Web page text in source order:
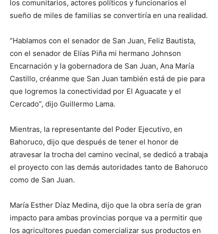
los comunitarios, actores políticos y funcionarios el
sueño de miles de familias se convertiría en una realidad.
“Hablamos con el senador de San Juan, Feliz Bautista,
con el senador de Elías Piña mi hermano Johnson
Encarnación y la gobernadora de San Juan, Ana María
Castillo, créanme que San Juan también está de pie para
que logremos la conectividad por El Aguacate y el
Cercado”, dijo Guillermo Lama.
Mientras, la representante del Poder Ejecutivo, en
Bahoruco, dijo que después de tener el honor de
atravesar la trocha del camino vecinal, se dedicó a trabaja
el proyecto con las demás autoridades tanto de Bahoruco
como de San Juan.
María Esther Díaz Medina, dijo que la obra sería de gran
impacto para ambas provincias porque va a permitir que
los agricultores puedan comercializar sus productos en